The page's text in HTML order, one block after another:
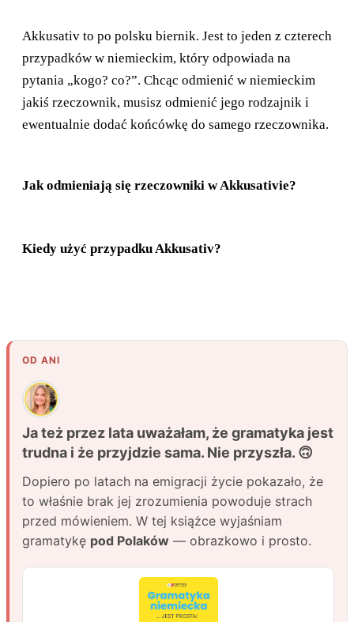
Akkusativ to po polsku biernik. Jest to jeden z czterech
przypadków w niemieckim, który odpowiada na
pytania „kogo? co?”. Chcąc odmienić w niemieckim
jakiś rzeczownik, musisz odmienić jego rodzajnik i
ewentualnie dodać końcówkę do samego rzeczownika.
Jak odmieniają się rzeczowniki w Akkusativie?
Kiedy użyć przypadku Akkusativ?